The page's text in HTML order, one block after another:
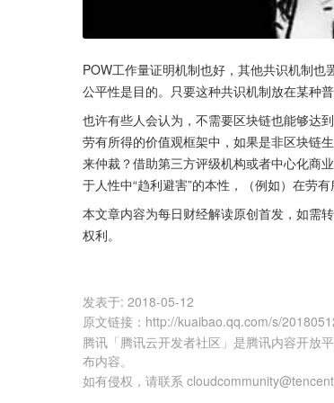
POW工作量证明机制也好，其他共识机制
公平性是目的。只要这种共识机制放在某种
也许有些人会认为，不需要区块链也能够达
劳有所得的价值观框架中，如果是非区块链
来仲裁？借助第三方评级机构或者中心化
于人性中“趋利避害”的本性，（例如）在劳
本文章内容为每日财经解读原创首发，如需
权利。
发表于: 2018-05-12
原文链接 ： http://kuaibao.qq.com/s/
腾讯「腾讯云开发者社区」是腾讯内容开放
布内容。
如有侵权，请联系